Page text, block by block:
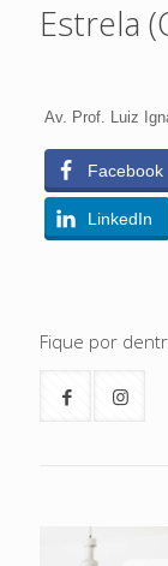
Estrela
Av. Prof. Luiz
Facebook
LinkedIn
Fique por